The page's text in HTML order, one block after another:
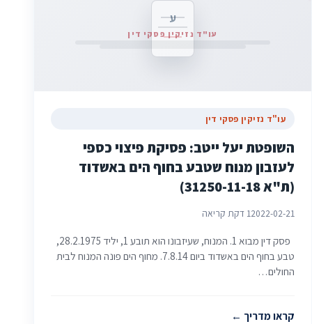
ע
עו"ד נזיקין פסקי דין
עו"ד נזיקין פסקי דין
השופטת יעל ייטב: פסיקת פיצוי כספי
לעזבון מנוח שטבע בחוף הים באשדוד
(ת"א 31250-11-18)
2022-02-211 דקת קריאה
פסק דין מבוא 1. המנוח, שעיזבונו הוא תובע 1, יליד 28.2.1975,
טבע בחוף הים באשדוד ביום 7.8.14. מחוף הים פונה המנוח לבית
החולים…
קראו מדריך